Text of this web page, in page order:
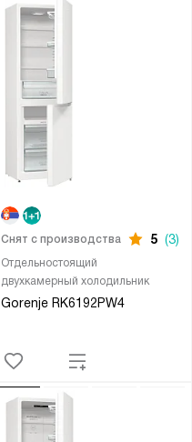
Отдельностоящий
двухкамерный холодильник
Gorenje RK6192PW4
Снят с производства 5 (3)